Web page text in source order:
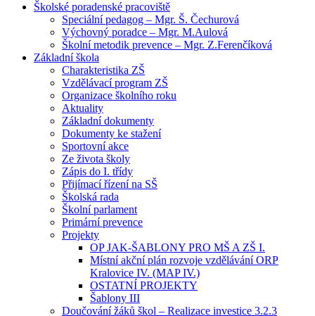
Školské poradenské pracoviště
Speciální pedagog – Mgr. Š. Čechurová
Výchovný poradce – Mgr. M.Aulová
Školní metodik prevence – Mgr. Z.Ferenčíková
Základní škola
Charakteristika ZŠ
Vzdělávací program ZŠ
Organizace školního roku
Aktuality
Základní dokumenty
Dokumenty ke stažení
Sportovní akce
Ze života školy
Zápis do I. třídy
Přijímací řízení na SŠ
Školská rada
Školní parlament
Primární prevence
Projekty
OP JAK-ŠABLONY PRO MŠ A ZŠ I.
Místní akční plán rozvoje vzdělávání ORP
Kralovice IV. (MAP IV.)
OSTATNÍ PROJEKTY
Šablony III
Doučování žáků škol – Realizace investice 3.2.3